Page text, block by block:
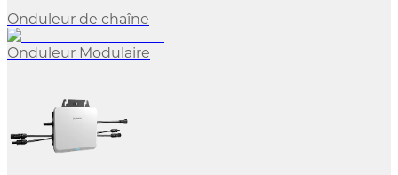
Onduleur de chaîne
Onduleur Modulaire